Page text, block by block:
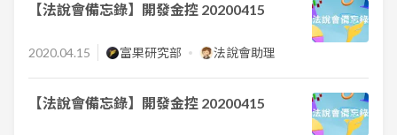
【法說會備忘錄】開發金控 20200415
2020.04.15 富果研究部 法說會助理
【法說會備忘錄】開發金控 20200415